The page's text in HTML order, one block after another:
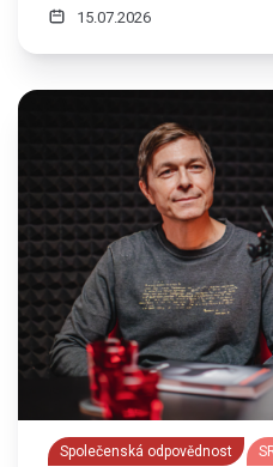
15.07.2026
Společenská odpovědnost